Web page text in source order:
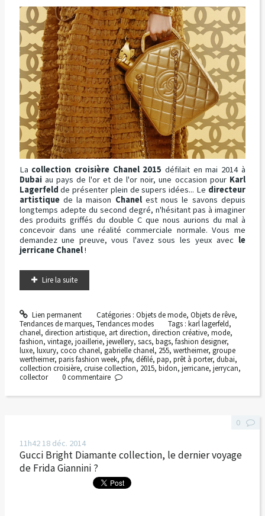
La collection croisière Chanel 2015 défilait en mai 2014 à
Dubaiau pays de l'or et de l'or noir, une occasion pour Karl
Lagerfeld de présenter plein de supers idées... Le directeur
artistiquede la maison Chanelest nous le savons depuis
longtemps adepte du second degré, n'hésitant pas à imaginer
des produits griffés du double C que nous aurions du mal à
concevoir dans une réalité commerciale normale. Vous me
demandez une preuve, vous l'avez sous les yeux avec le
jerricane Chanel!
Lire la suite
Lien permanent Catégories : Objets de mode, Objets de rêve,
Tendances de marques, Tendances modes Tags :karl lagerfeld,
chanel, direction artistique, art direction, direction créative, mode,
fashion, vintage, joaillerie, jewellery, sacs, bags, fashion designer,
luxe, luxury, coco chanel, gabrielle chanel, 255, wertheimer, groupe
wertheimer, paris fashion week, pfw, défilé, pap, prêt à porter, dubai,
collection croisière, cruise collection, 2015, bidon, jerricane, jerrycan,
collector
0commentaire
11h4218 déc. 2014
Gucci Bright Diamante collection, le dernier voyage
de Frida Giannini ?
0